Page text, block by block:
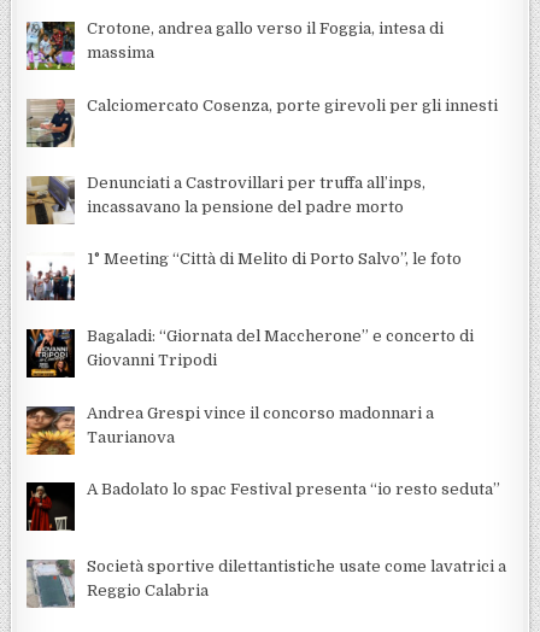
Crotone, andrea gallo verso il Foggia, intesa di
massima
Calciomercato Cosenza, porte girevoli per gli innesti
Denunciati a Castrovillari per truffa all’inps,
incassavano la pensione del padre morto
1° Meeting “Città di Melito di Porto Salvo”, le foto
Bagaladi: “Giornata del Maccherone” e concerto di
Giovanni Tripodi
Andrea Grespi vince il concorso madonnari a
Taurianova
A Badolato lo spac Festival presenta “io resto seduta”
Società sportive dilettantistiche usate come lavatrici a
Reggio Calabria